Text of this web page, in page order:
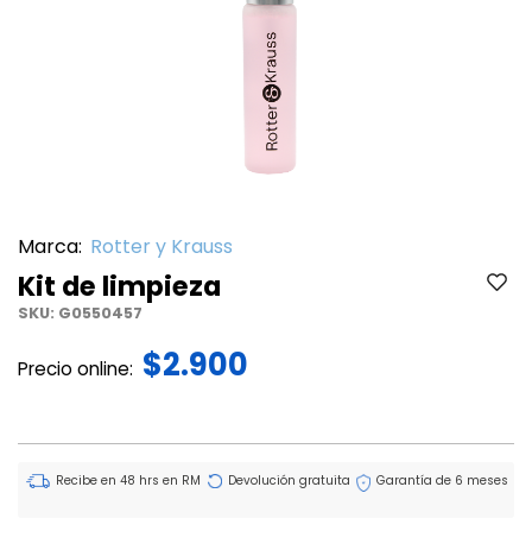
Marca: Rotter y Krauss
Kit de limpieza
SKU: G0550457
Precio online: $2.900
Recibe en 48 hrs en RM Devolución gratuita Garantía de 6 meses